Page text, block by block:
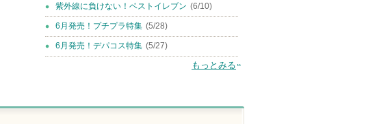
紫外線に負けない！ベストイレブン (6/10)
6月発売！プチプラ特集 (5/28)
6月発売！デパコス特集 (5/27)
もっとみる